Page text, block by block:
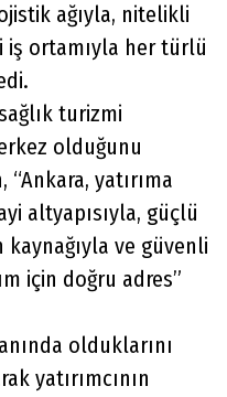
ağıyla, nitelikli
iş ortamıyla her türlü
turizmi
olduğunu
“Ankara, yatırıma
altyapısıyla, güçlü
ve güvenli
için doğru adres”
olduklarını
yatırımcının